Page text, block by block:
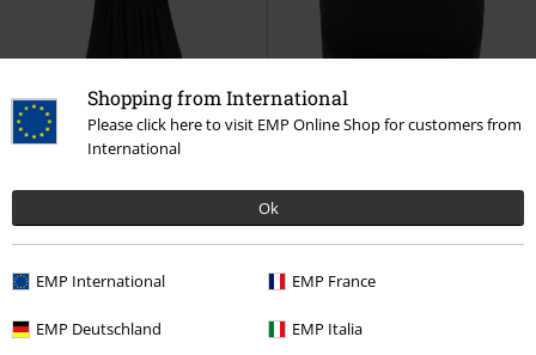
Shopping from International
Please click here to visit EMP Online Shop for customers from
International
Ok
EMP International EMP France
EMP Deutschland EMP Italia
TYLKO w EMP
Plus Size
RCDod
169.90 zł
by EMP
T-Shirt
%
Classics
Top